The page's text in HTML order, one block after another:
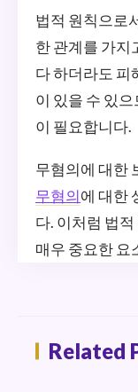
법적 원칙으로
한 관계를 가지
다 하더라도 피
이 있을 수 있
이 필요합니다.
무혐의에 대한
무혐의에 대한
다. 이처럼 법
매우 중요한 요
Related